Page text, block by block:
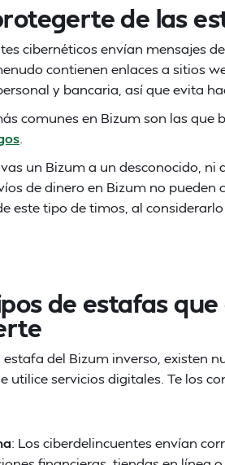
de las
cibernéticos envían mensajes
contienen enlaces a sitios
y bancaria, así que evita
comunes en Bizum son las que
un Bizum a un desconocido, ni
de dinero en Bizum no pueden
este tipo de timos, al
de estafas
estafa del Bizum inverso, existen
utilice servicios digitales. Te los
: Los ciberdelincuentes envían